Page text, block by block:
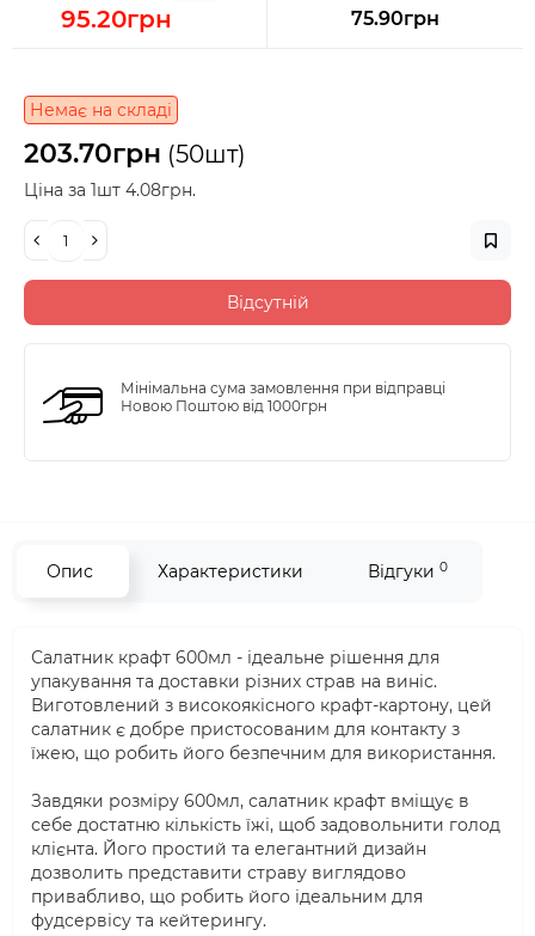
95.20грн 75.90грн
Немає на складі
203.70грн (50шт)
Ціна за 1шт 4.08грн.
Відсутній
Мінімальна сума замовлення при відправці
Новою Поштою від 1000грн
Опис Характеристики Відгуки 0
Салатник крафт 600мл - ідеальне рішення для
упакування та доставки різних страв на виніс.
Виготовлений з високоякісного крафт-картону, цей
салатник є добре пристосованим для контакту з
їжею, що робить його безпечним для використання.
Завдяки розміру 600мл, салатник крафт вміщує в
себе достатню кількість їжі, щоб задовольнити голод
клієнта. Його простий та елегантний дизайн
дозволить представити страву виглядово
привабливо, що робить його ідеальним для
фудсервісу та кейтерингу.